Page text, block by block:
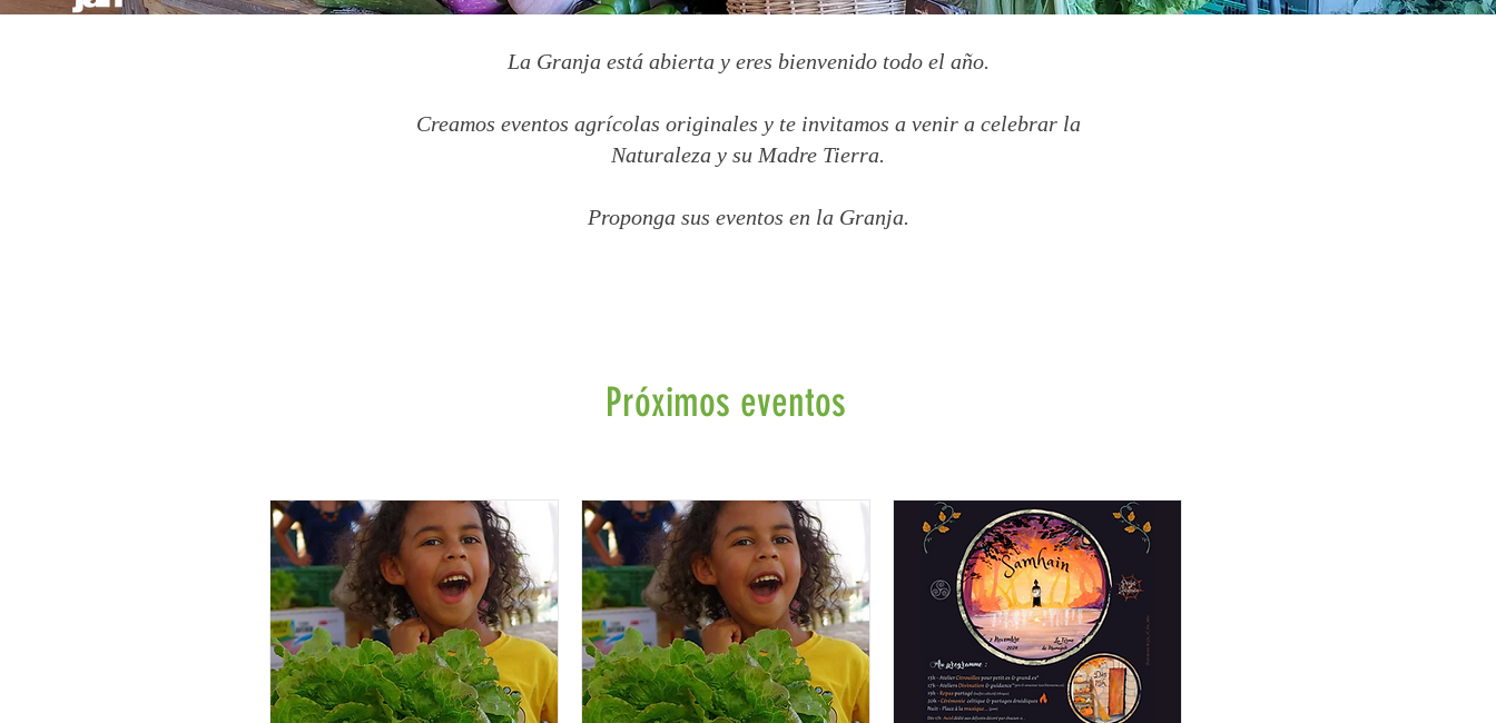
La Granja está abierta y eres bienvenido todo el año.
Creamos eventos agrícolas originales y te invitamos a venir a celebrar la
Naturaleza y su Madre Tierra.
Proponga sus eventos en la Granja.
Próximos eventos